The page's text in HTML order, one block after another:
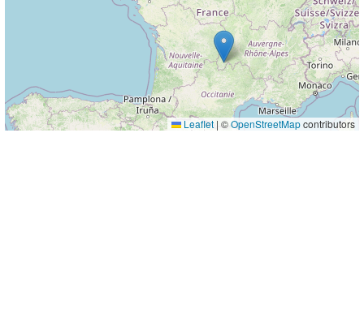
Leaflet | ©OpenStreetMapcontributors